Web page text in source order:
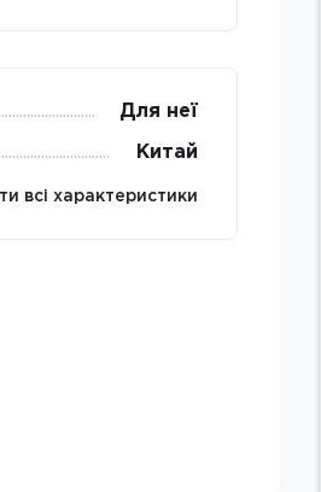
Для неї
Китай
всі характеристики